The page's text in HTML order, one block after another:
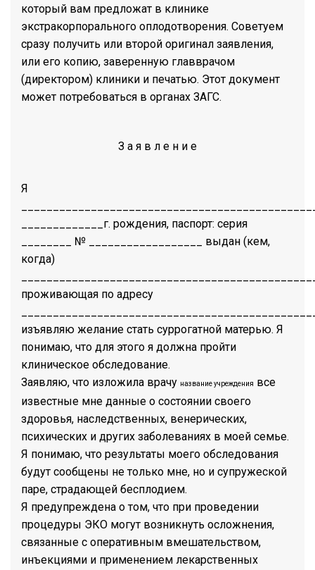
который вам предложат в клинике
экстракорпорального оплодотворения. Советуем
сразу получить или второй оригинал заявления,
или его копию, заверенную главврачом
(директором) клиники и печатью. Этот документ
может потребоваться в органах ЗАГС.
З а я в л е н и е
Я
_____________г. рождения, паспорт: серия
________ № __________________ выдан (кем,
когда)
проживающая по адресу
изъявляю желание стать суррогатной матерью. Я
понимаю, что для этого я должна пройти
клиническое обследование.
Заявляю, что изложила врачу название учреждения все
известные мне данные о состоянии своего
здоровья, наследственных, венерических,
психических и других заболеваниях в моей семье.
Я понимаю, что результаты моего обследования
будут сообщены не только мне, но и супружеской
паре, страдающей бесплодием.
Я предупреждена о том, что при проведении
процедуры ЭКО могут возникнуть осложнения,
связанные с оперативным вмешательством,
инъекциями и применением лекарственных